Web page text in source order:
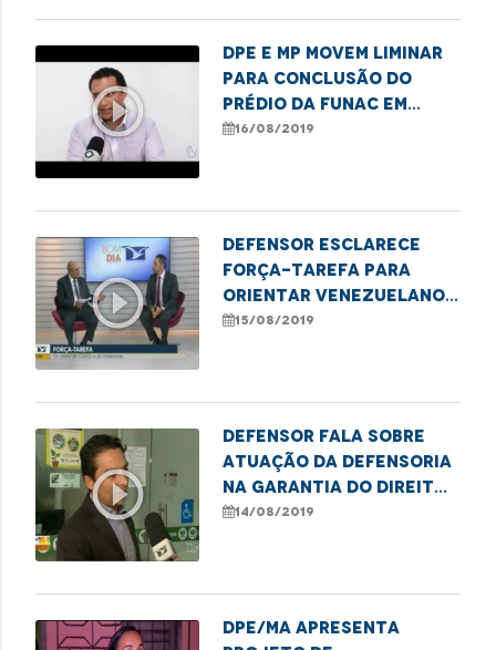
play_circle_outline
DPE e MP movem liminar
para conclusão do
prédio da Funac em
Imperatriz
16/08/2019
play_circle_outline
Defensor esclarece
força-tarefa para
orientar venezuelanos
em São Luís
15/08/2019
play_circle_outline
Defensor fala sobre
atuação da Defensoria
na garantia do direito
à saúde
14/08/2019
DPE/MA apresenta